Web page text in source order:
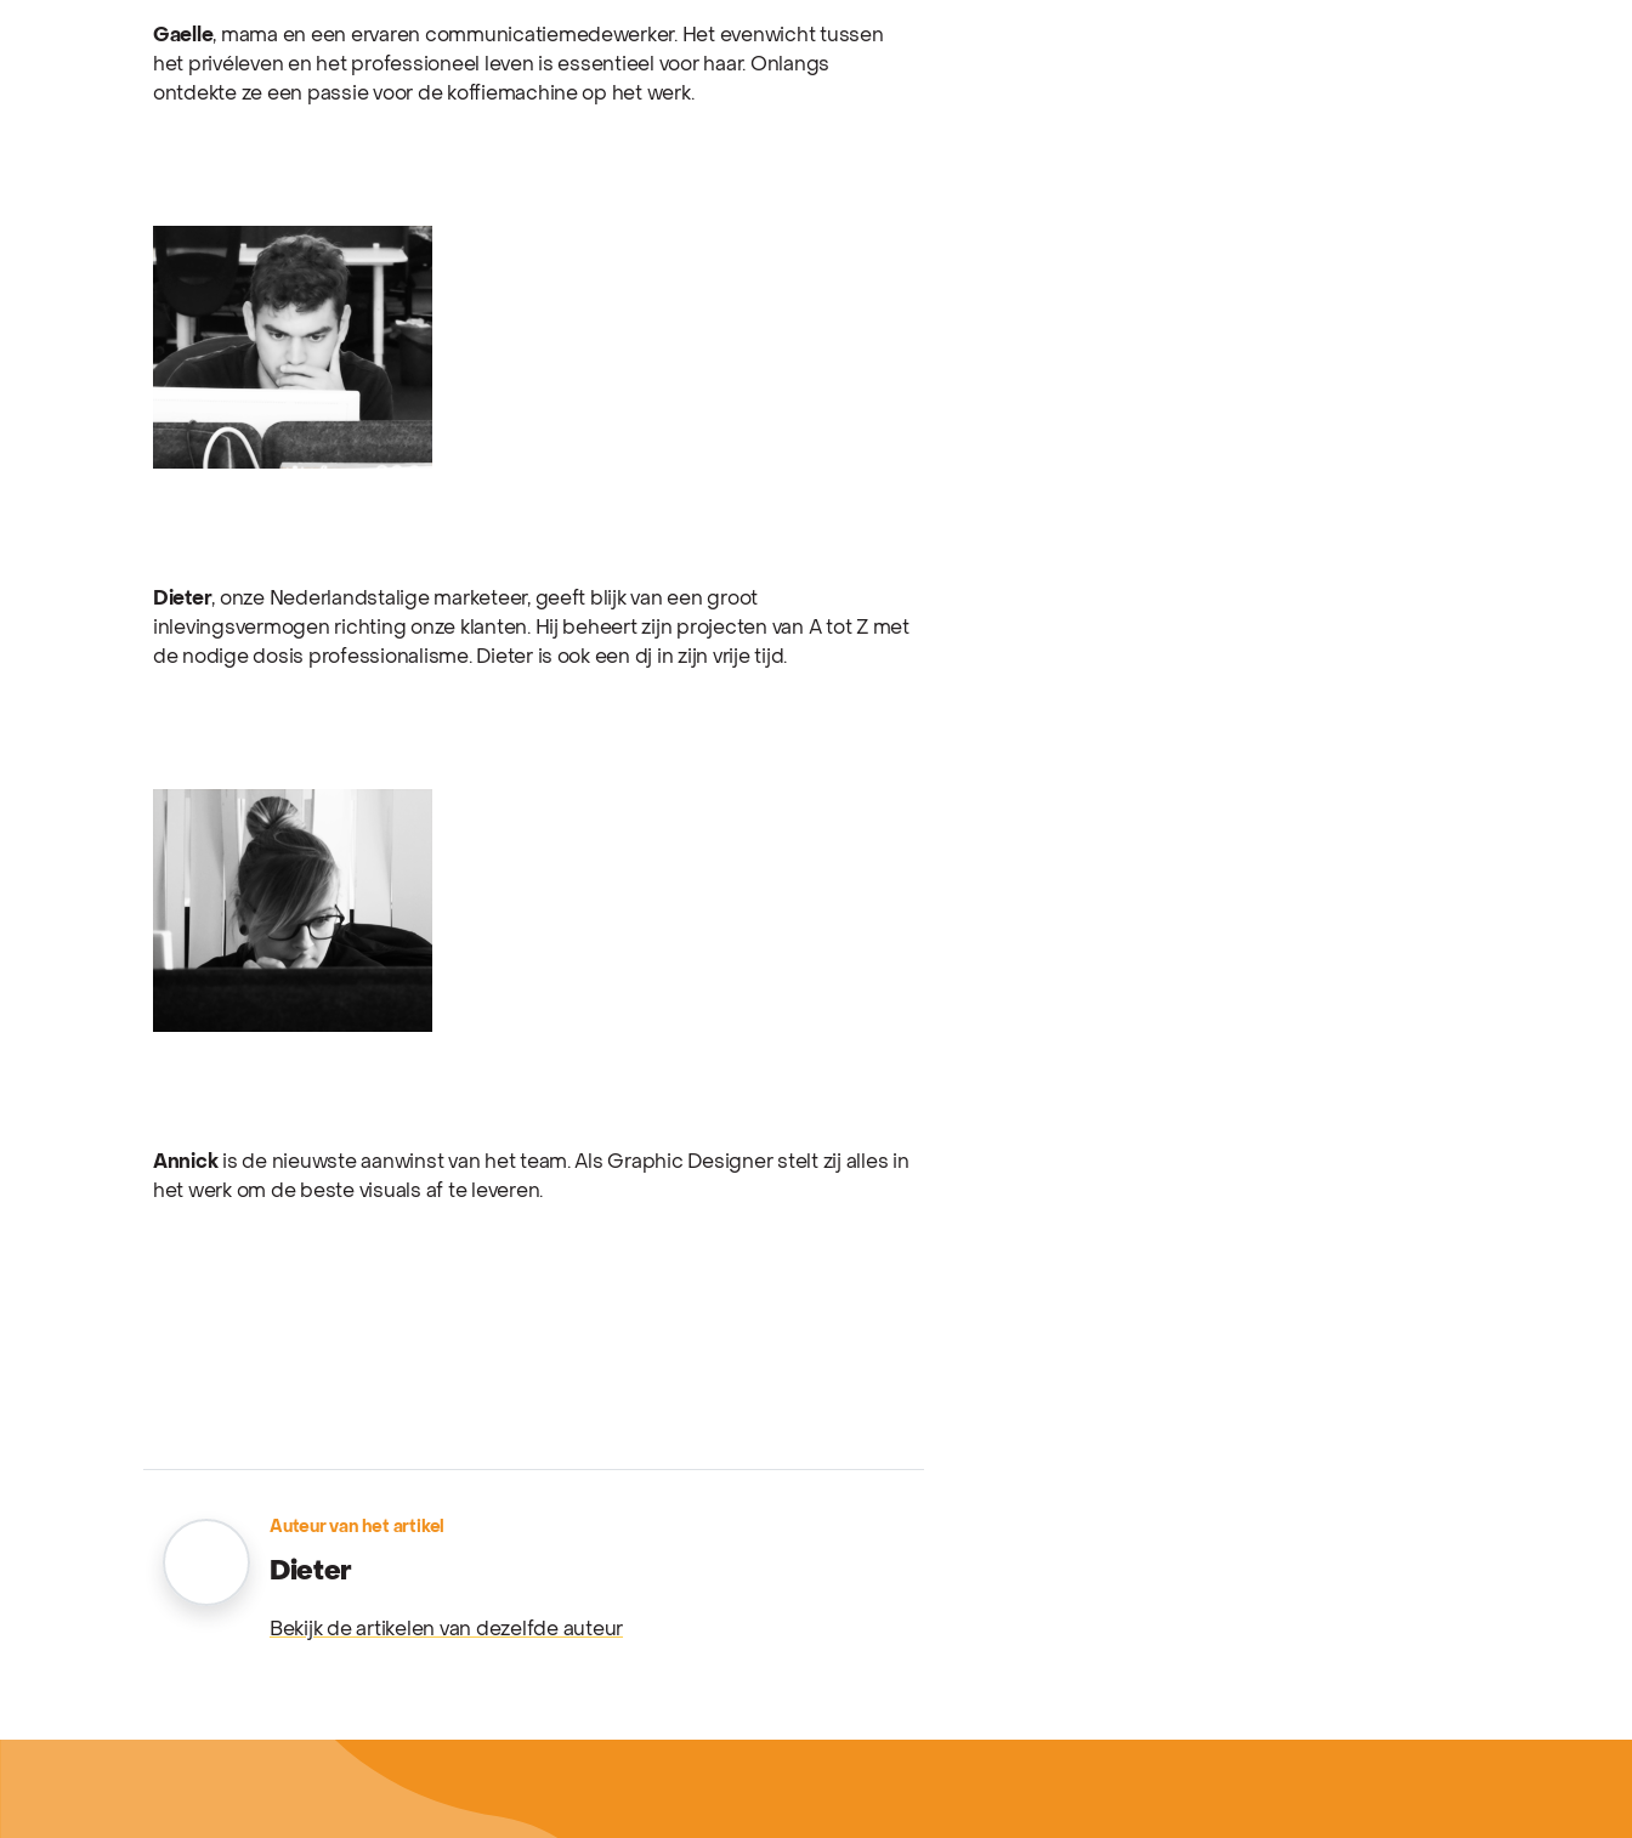
Gaelle, mama en een ervaren communicatiemedewerker. Het evenwicht tussen
het privéleven en het professioneel leven is essentieel voor haar. Onlangs
ontdekte ze een passie voor de koffiemachine op het werk.
Dieter, onze Nederlandstalige marketeer, geeft blijk van een groot
inlevingsvermogen richting onze klanten. Hij beheert zijn projecten van A tot Z met
de nodige dosis professionalisme. Dieter is ook een dj in zijn vrije tijd.
Annickis de nieuwste aanwinst van het team. Als Graphic Designer stelt zij alles in
het werk om de beste visuals af te leveren.
Auteur van het artikel
Dieter
Bekijk de artikelen van dezelfde auteur